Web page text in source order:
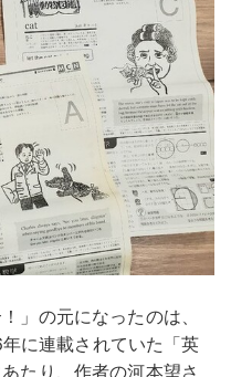
」の元になったのは、
に連載されていた「英
たり、作者の河本望さ